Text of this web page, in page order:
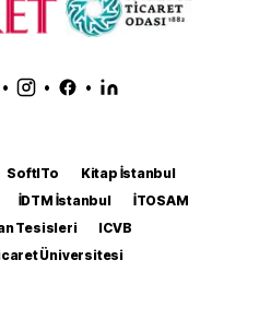
• • •
SoftITo
Kitap İstanbul
İDTM İstanbul
İTOSAM
Tesisleri
ICVB
Üniversitesi